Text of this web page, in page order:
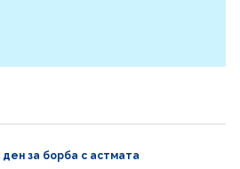
за борба с астмата